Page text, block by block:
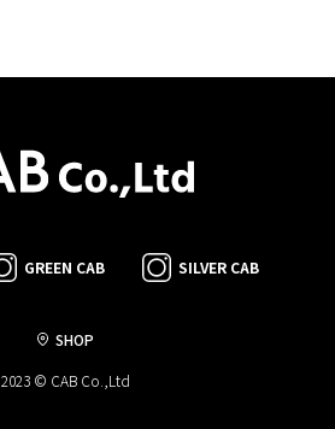
GREEN CAB SILVER CAB
SHOP
2023 © CAB Co.,Ltd